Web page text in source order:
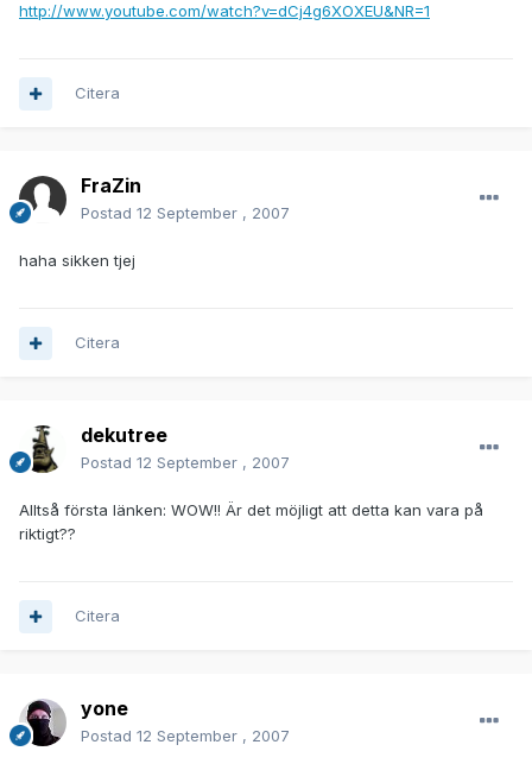
http://www.youtube.com/watch?v=dCj4g6XOXEU&NR=1
Citera
FraZin
Postad 12 September , 2007
haha sikken tjej
Citera
dekutree
Postad 12 September , 2007
Alltså första länken: WOW!! Är det möjligt att detta kan vara på
riktigt??
Citera
yone
Postad 12 September , 2007